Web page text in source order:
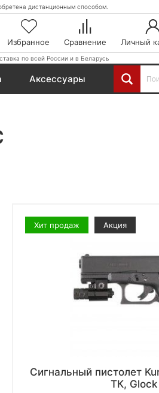
дистанционным способом.
Избранное Сравнение Личный
по всей России и в Беларусь
Аксессуары
Хит продаж Акция
Сигнальный пистолет
ТК, Glock